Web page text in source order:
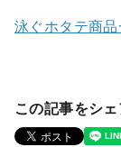
泳ぐホタテ商品
この記事をシ